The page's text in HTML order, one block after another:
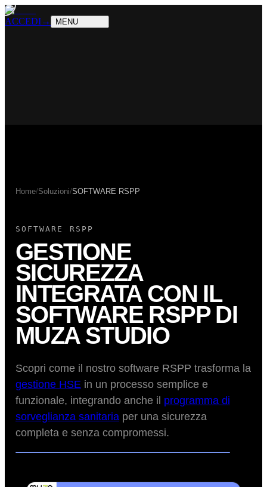
ACCEDI→ MENU
PRODOTTICosa sappiamo fare
SOLUZIONIChi possiamo aiutare
Home/Soluzioni/SOFTWARE RSPP
SOFTWARE RSPP
GESTIONE
SICUREZZA
INTEGRATA CON IL
SOFTWARE RSPP DI
MUZA STUDIO
Scopri come il nostro software RSPP trasforma la
gestione HSEin un processo semplice e
funzionale, integrando anche il programma di
sorveglianza sanitariaper una sicurezza
completa e senza compromessi.